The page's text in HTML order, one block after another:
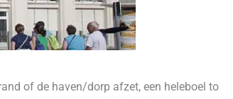
of de haven/dorp afzet, een heleboel to